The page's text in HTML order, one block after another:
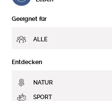
Geeignet für
ALLE
Entdecken
NATUR
SPORT